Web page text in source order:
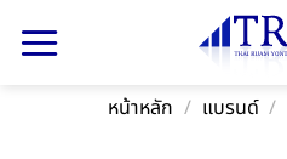
หน้าหลัก / แบรนด์ /